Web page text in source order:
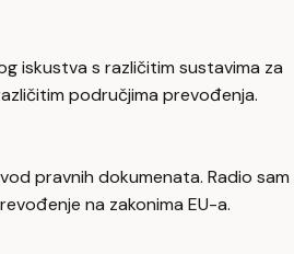
iskustva s različitim sustavima za
područjima prevođenja.
pravnih dokumenata. Radio sam
na zakonima EU-a.